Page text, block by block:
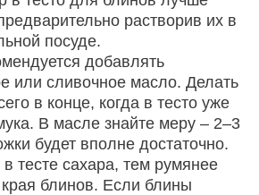
растворив их в
посуде.
добавлять
или сливочное масло. Делать
в конце, когда в тесто уже
В масле знайте меру – 2–3
будет вполне достаточно.
тесте сахара, тем румянее
блинов. Если блины